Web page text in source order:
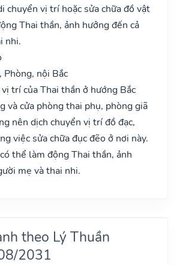
chuyển vị trí hoặc sửa chữa đồ vật
Thai thần, ảnh hưởng đến cả
nhi.
nội Bắc
trí của Thai thần ở hướng Bắc
và cửa phòng thai phụ, phòng giã
nên dịch chuyển vị trí đồ đạc,
việc sửa chữa đục đẽo ở nơi này.
thể làm động Thai thần, ảnh
mẹ và thai nhi.
theo Lý Thuần
2031